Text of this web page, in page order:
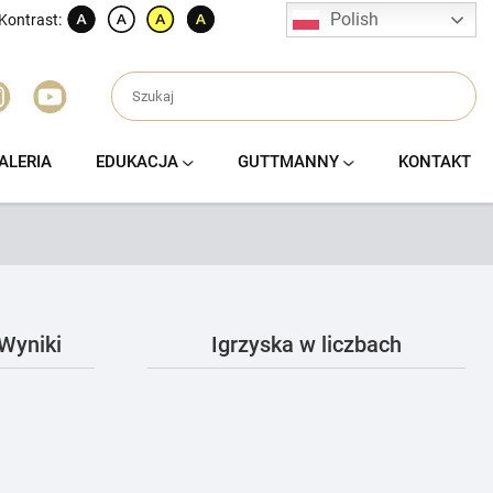
Polish
EDUKACJA GUTTMANNY KONTAKT
Igrzyska w liczbach